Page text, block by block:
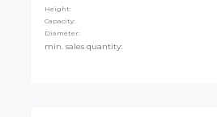
Height:
Capacity:
Diameter:
min. sales quantity: